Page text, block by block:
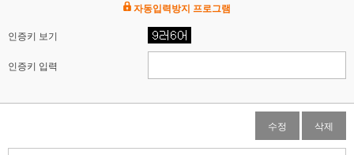
자동입력방지 프로그램
인증키 보기
인증키 입력
수정 삭제